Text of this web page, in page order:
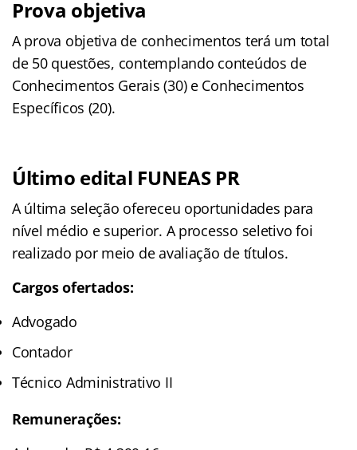
Prova objetiva
A prova objetiva de conhecimentos terá um total
de 50 questões, contemplando conteúdos de
Conhecimentos Gerais (30) e Conhecimentos
Específicos (20).
Último edital FUNEAS PR
A última seleção ofereceu oportunidades para
nível médio e superior. A processo seletivo foi
realizado por meio de avaliação de títulos.
Cargos ofertados:
Advogado
Contador
Técnico Administrativo II
Remunerações: